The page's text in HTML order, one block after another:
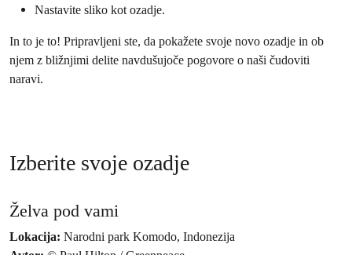
Nastavite sliko kot ozadje.
In to je to! Pripravljeni ste, da pokažete svoje novo ozadje in ob
njem z bližnjimi delite navdušujoče pogovore o naši čudoviti
naravi.
Izberite svoje ozadje
Želva pod vami
Lokacija: Narodni park Komodo, Indonezija